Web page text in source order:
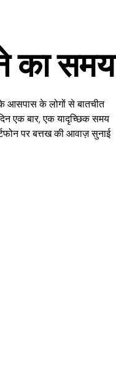
का समय
आसपास के लोगों से बातचीत
एक बार, एक यादृच्छिक समय
पर बत्तख की आवाज़ सुनाई